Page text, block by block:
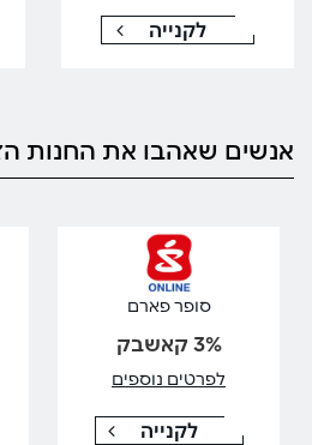
לקנייה
אנשים שאהבו את החנות
סופר פארם
3% קאשבק
לפרטים נוספים
לקנייה